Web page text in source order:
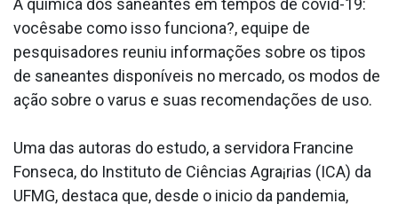
A química dos saneantes em tempos de covid-19:
vocêsabe como isso funciona?, equipe de
pesquisadores reuniu informações sobre os tipos
de saneantes disponí­veis no mercado, os modos de
ação sobre o va­rus e suas recomendações de uso.
Uma das autoras do estudo, a servidora Francine
Fonseca, do Instituto de Ciências Agra¡rias (ICA) da
UFMG, destaca que, desde o ini­cio da pandemia,